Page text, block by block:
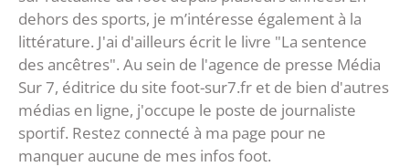
dehors des sports, je m’intéresse également à la
littérature. J'ai d'ailleurs écrit le livre "La sentence
des ancêtres". Au sein de l'agence de presse Média
Sur 7, éditrice du site foot-sur7.fr et de bien d'autres
médias en ligne, j'occupe le poste de journaliste
sportif. Restez connecté à ma page pour ne
manquer aucune de mes infos foot.